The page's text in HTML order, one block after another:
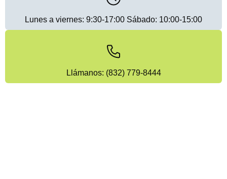
Lunes a viernes: 9:30-17:00 Sábado: 10:00-15:00
Llámanos: (832) 779-8444